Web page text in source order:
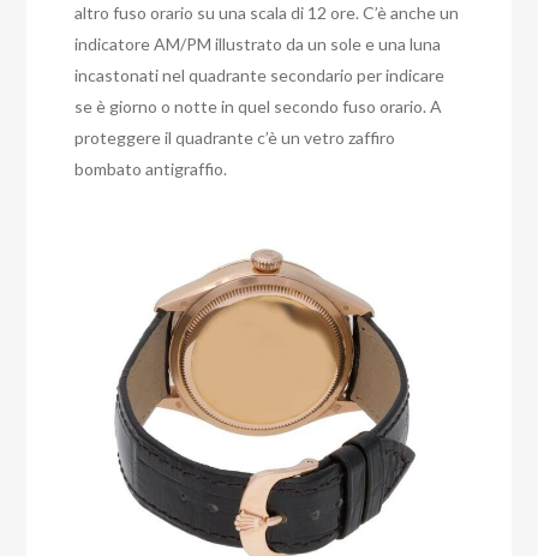
altro fuso orario su una scala di 12 ore. C’è anche un
indicatore AM/PM illustrato da un sole e una luna
incastonati nel quadrante secondario per indicare
se è giorno o notte in quel secondo fuso orario. A
proteggere il quadrante c’è un vetro zaffiro
bombato antigraffio.